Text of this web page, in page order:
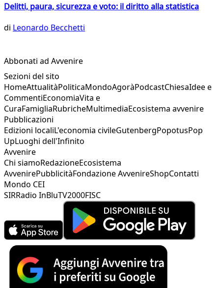
Delitti, paura, sicurezza e voto: il diritto alla statistica
di Leonardo Becchetti
Abbonati ad Avvenire
Sezioni del sito
HomeAttualitàPoliticaMondoAgoràPodcastChiesaIdee e
CommentiEconomiaVita e
CuraFamigliaRubricheMultimediaEcosistema avvenire
Pubblicazioni
Edizioni localiL'economia civileGutenbergPopotusPop
UpLuoghi dell'Infinito
Avvenire
Chi siamoRedazioneEcosistema
AvvenirePubblicitàFondazione AvvenireShopContatti
Mondo CEI
SIRRadio InBluTV2000FISC